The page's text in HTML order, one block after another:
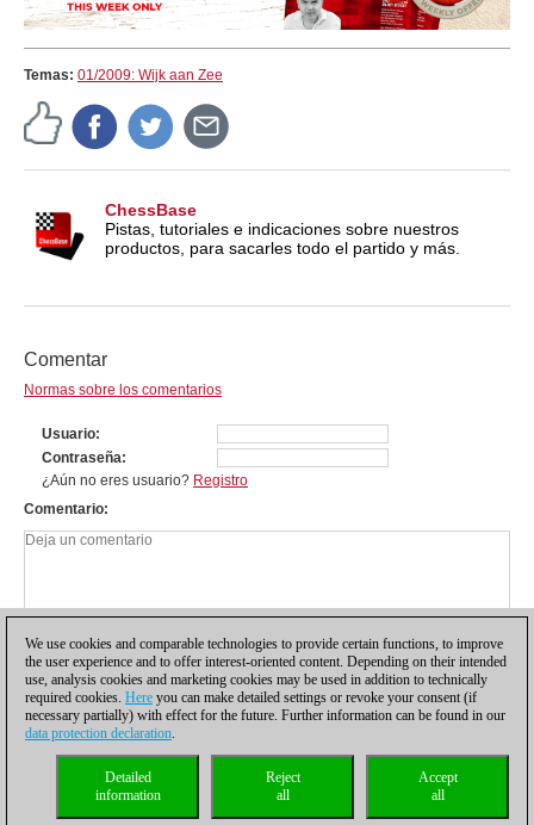
Temas: 01/2009: Wijk aan Zee
ChessBase
Pistas, tutoriales e indicaciones sobre nuestros
productos, para sacarles todo el partido y más.
Comentar
Normas sobre los comentarios
Usuario
Contraseña
¿Aún no eres usuario? Registro
Comentario
Política de privacidad |Para contactar Cookies Management
Licencias
Compliance Hotline
We use cookies and comparable technologies to provide certain functions, to improve
the user experience and to offer interest-oriented content. Depending on their intended
use, analysis cookies and marketing cookies may be used in addition to technically
required cookies. Here you can make detailed settings or revoke your consent (if
necessary partially) with effect for the future. Further information can be found in our
data protection declaration.
Accept
all
Reject
all
Detailed
information